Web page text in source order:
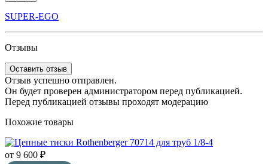
SUPER-EGO
Отзывы
Оставить отзыв
Отзыв успешно отправлен.
Он будет проверен администратором перед публикацией.
Перед публикацией отзывы проходят модерацию
Похожие товары
от 9 600 ₽